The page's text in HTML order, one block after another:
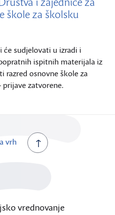
škole za školsku
sudjelovati u izradi i
ispitnih materijala iz
razred osnovne škole za
prijave zatvorene.
vrh
vrednovanje